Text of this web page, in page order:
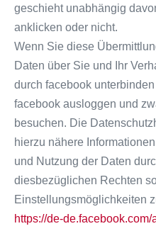
geschieht unabhängig
anklicken oder nicht.
Wenn Sie diese
Daten über Sie und Ihr
durch facebook
facebook ausloggen und
besuchen. Die
hierzu nähere
und Nutzung der Daten
diesbezüglichen Rechten
Einstellungsmöglichkeiten
https://de-